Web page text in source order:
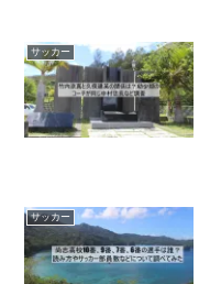
サッカー
サッカー